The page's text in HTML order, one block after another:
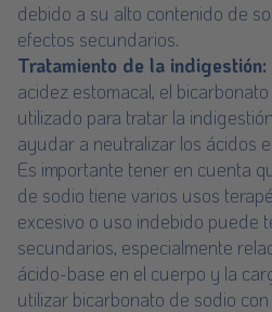
debido a su alto contenido de
efectos secundarios.
Tratamiento de la indigestión:
acidez estomacal, el
utilizado para tratar la
ayudar a neutralizar los ácidos
Es importante tener en cuenta
de sodio tiene varios usos
excesivo o uso indebido puede
secundarios, especialmente
ácido-base en el cuerpo y la
utilizar bicarbonato de sodio